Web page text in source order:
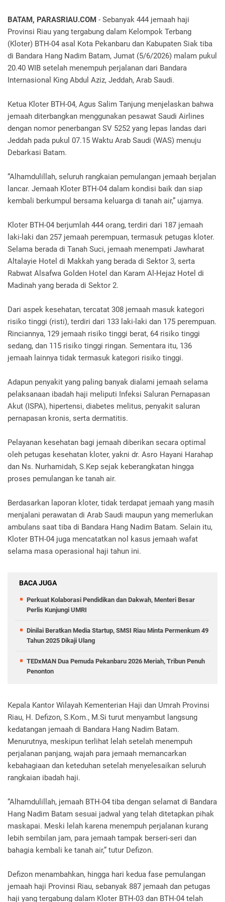
BATAM, PARASRIAU.COM - Sebanyak 444 jemaah haji
Provinsi Riau yang tergabung dalam Kelompok Terbang
(Kloter) BTH-04 asal Kota Pekanbaru dan Kabupaten Siak tiba
di Bandara Hang Nadim Batam, Jumat (5/6/2026) malam pukul
20.40 WIB setelah menempuh perjalanan dari Bandara
Internasional King Abdul Aziz, Jeddah, Arab Saudi.
Ketua Kloter BTH-04, Agus Salim Tanjung menjelaskan bahwa
jemaah diterbangkan menggunakan pesawat Saudi Airlines
dengan nomor penerbangan SV 5252 yang lepas landas dari
Jeddah pada pukul 07.15 Waktu Arab Saudi (WAS) menuju
Debarkasi Batam.
“Alhamdulillah, seluruh rangkaian pemulangan jemaah berjalan
lancar. Jemaah Kloter BTH-04 dalam kondisi baik dan siap
kembali berkumpul bersama keluarga di tanah air,” ujarnya.
Kloter BTH-04 berjumlah 444 orang, terdiri dari 187 jemaah
laki-laki dan 257 jemaah perempuan, termasuk petugas kloter.
Selama berada di Tanah Suci, jemaah menempati Jawharat
Altalayie Hotel di Makkah yang berada di Sektor 3, serta
Rabwat Alsafwa Golden Hotel dan Karam Al-Hejaz Hotel di
Madinah yang berada di Sektor 2.
Dari aspek kesehatan, tercatat 308 jemaah masuk kategori
risiko tinggi (risti), terdiri dari 133 laki-laki dan 175 perempuan.
Rinciannya, 129 jemaah risiko tinggi berat, 64 risiko tinggi
sedang, dan 115 risiko tinggi ringan. Sementara itu, 136
jemaah lainnya tidak termasuk kategori risiko tinggi.
Adapun penyakit yang paling banyak dialami jemaah selama
pelaksanaan ibadah haji meliputi Infeksi Saluran Pernapasan
Akut (ISPA), hipertensi, diabetes melitus, penyakit saluran
pernapasan kronis, serta dermatitis.
Pelayanan kesehatan bagi jemaah diberikan secara optimal
oleh petugas kesehatan kloter, yakni dr. Asro Hayani Harahap
dan Ns. Nurhamidah, S.Kep sejak keberangkatan hingga
proses pemulangan ke tanah air.
Berdasarkan laporan kloter, tidak terdapat jemaah yang masih
menjalani perawatan di Arab Saudi maupun yang memerlukan
ambulans saat tiba di Bandara Hang Nadim Batam. Selain itu,
Kloter BTH-04 juga mencatatkan nol kasus jemaah wafat
selama masa operasional haji tahun ini.
BACA JUGA
Perkuat Kolaborasi Pendidikan dan Dakwah, Menteri Besar
Perlis Kunjungi UMRI
Dinilai Beratkan Media Startup, SMSI Riau Minta Permenkum 49
Tahun 2025 Dikaji Ulang
TEDxMAN Dua Pemuda Pekanbaru 2026 Meriah, Tribun Penuh
Penonton
Kepala Kantor Wilayah Kementerian Haji dan Umrah Provinsi
Riau, H. Defizon, S.Kom., M.Si turut menyambut langsung
kedatangan jemaah di Bandara Hang Nadim Batam.
Menurutnya, meskipun terlihat lelah setelah menempuh
perjalanan panjang, wajah para jemaah memancarkan
kebahagiaan dan keteduhan setelah menyelesaikan seluruh
rangkaian ibadah haji.
“Alhamdulillah, jemaah BTH-04 tiba dengan selamat di Bandara
Hang Nadim Batam sesuai jadwal yang telah ditetapkan pihak
maskapai. Meski lelah karena menempuh perjalanan kurang
lebih sembilan jam, para jemaah tampak berseri-seri dan
bahagia kembali ke tanah air,” tutur Defizon.
Defizon menambahkan, hingga hari kedua fase pemulangan
jemaah haji Provinsi Riau, sebanyak 887 jemaah dan petugas
haji yang tergabung dalam Kloter BTH-03 dan BTH-04 telah